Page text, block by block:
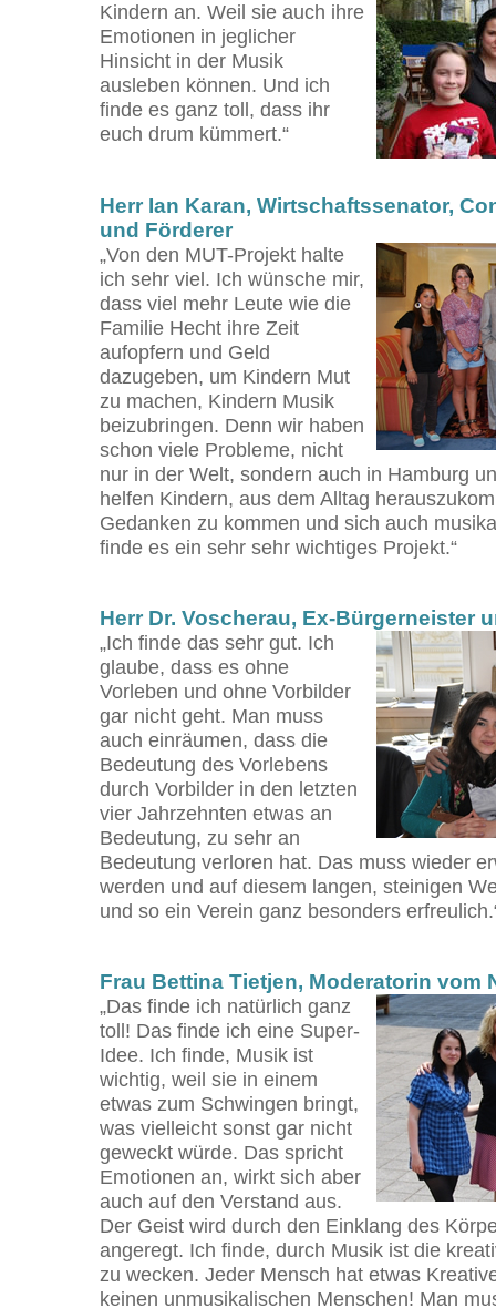
Kindern an. Weil sie auch ihre
Emotionen in jeglicher
Hinsicht in der Musik
ausleben können. Und ich
finde es ganz toll, dass ihr
euch drum kümmert.“
Herr Ian Karan, Wirtschaftssenator,
und Förderer
„Von den MUT-Projekt halte
ich sehr viel. Ich wünsche mir,
dass viel mehr Leute wie die
Familie Hecht ihre Zeit
aufopfern und Geld
dazugeben, um Kindern Mut
zu machen, Kindern Musik
beizubringen. Denn wir haben
schon viele Probleme, nicht
nur in der Welt, sondern auch in Hamburg
helfen Kindern, aus dem Alltag
Gedanken zu kommen und sich auch
finde es ein sehr sehr wichtiges Projekt.“
Herr Dr. Voscherau, Ex-Bürgerneister
„Ich finde das sehr gut. Ich
glaube, dass es ohne
Vorleben und ohne Vorbilder
gar nicht geht. Man muss
auch einräumen, dass die
Bedeutung des Vorlebens
durch Vorbilder in den letzten
vier Jahrzehnten etwas an
Bedeutung, zu sehr an
Bedeutung verloren hat. Das muss wieder
werden und auf diesem langen, steinigen
und so ein Verein ganz besonders
Frau Bettina Tietjen, Moderatorin vom
„Das finde ich natürlich ganz
toll! Das finde ich eine Super-
Idee. Ich finde, Musik ist
wichtig, weil sie in einem
etwas zum Schwingen bringt,
was vielleicht sonst gar nicht
geweckt würde. Das spricht
Emotionen an, wirkt sich aber
auch auf den Verstand aus.
Der Geist wird durch den Einklang des
angeregt. Ich finde, durch Musik ist die
zu wecken. Jeder Mensch hat etwas
keinen unmusikalischen Menschen! Man